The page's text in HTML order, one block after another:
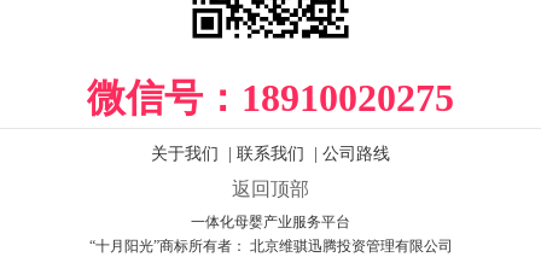
微信号： 18910020275
关于我们 联系我们 公司路线
返回顶部
一体化母婴产业服务平台
“十月阳光”商标所有者： 北京维骐迅腾投资管理有限公司